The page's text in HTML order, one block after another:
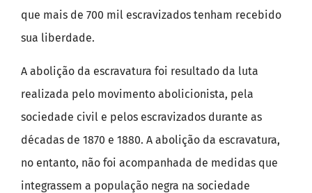
que mais de 700 mil escravizados tenham recebido
sua liberdade.
A abolição da escravatura foi resultado da luta
realizada pelo movimento abolicionista, pela
sociedade civil e pelos escravizados durante as
décadas de 1870 e 1880. A abolição da escravatura,
no entanto, não foi acompanhada de medidas que
integrassem a população negra na sociedade